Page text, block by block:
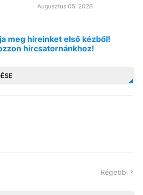
Augusztus 05, 2026
meg híreinket első kézből!
hírcsatornánkhoz!
Régebbi